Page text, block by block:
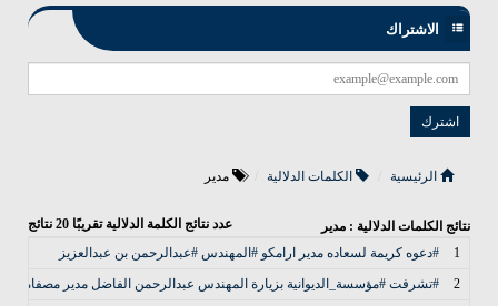
الاشتراك
الرئيسية الكلمات الدلالية مدير
نتائج الكلمات الدلالية : مدير عدد نتائج الكلمة الدلالية تقريبًا 20 نتائج
1
#دعوه كريمة لسعاده مدير ارامكو #المهندس #عبدالرحمن بن عبدالعزيز
2
#تشرفت #مؤسسة_الديوانية‬⁩ بزيارة المهندس عبدالرحمن الفاضل مدير مصفاة